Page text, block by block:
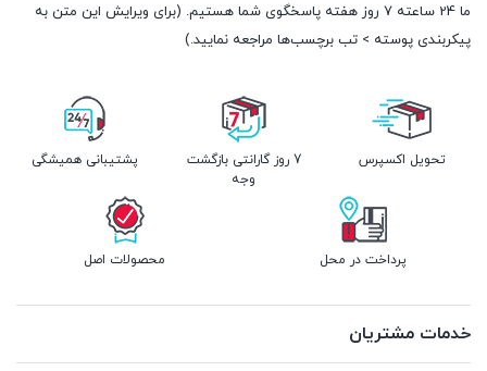
ما 24 ساعته 7 روز هفته پاسخگوی شما هستیم. (برای ویرایش این متن به
پیکربندی پوسته > تب برچسب‌ها مراجعه نمایید.)
تحویل اکسپرس
7 روز گارانتی بازگشت
وجه
پشتیبانی همیشگی
پرداخت در محل محصولات اصل
خدمات مشتریان